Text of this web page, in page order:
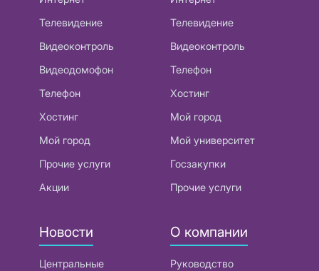
Телевидение
Видеоконтроль
Видеодомофон
Телефон
Хостинг
Мой город
Прочие услуги
Акции
Телевидение
Видеоконтроль
Телефон
Хостинг
Мой город
Мой университет
Госзакупки
Прочие услуги
Новости
Центральные
О компании
Руководство